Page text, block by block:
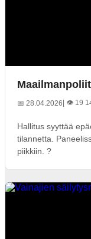
📅 28.04.2026| 👁️ 19
Hallitus syyttää
tilannetta.
piikkiin. ?